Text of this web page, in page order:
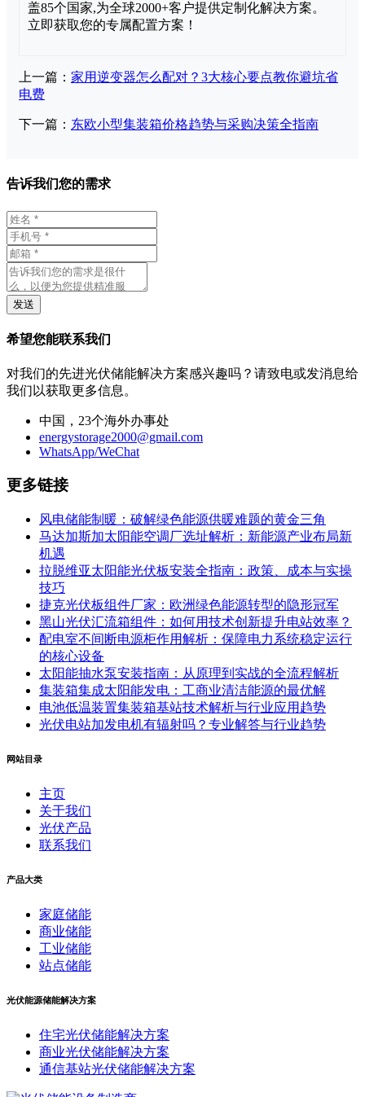
盖85个国家,为全球2000+客户提供定制化解决方案。
立即获取您的专属配置方案！
上一篇： 家用逆变器怎么配对？3大核心要点教你避坑省
电费
下一篇： 东欧小型集装箱价格趋势与采购决策全指南
告诉我们您的需求
发送
希望您能联系我们
对我们的先进光伏储能解决方案感兴趣吗？请致电或发消息给
我们以获取更多信息。
中国，23个海外办事处
energystorage2000@gmail.com
WhatsApp/WeChat
更多链接
风电储能制暖：破解绿色能源供暖难题的黄金三角
马达加斯加太阳能空调厂选址解析：新能源产业布局新
机遇
拉脱维亚太阳能光伏板安装全指南：政策、成本与实操
技巧
捷克光伏板组件厂家：欧洲绿色能源转型的隐形冠军
黑山光伏汇流箱组件：如何用技术创新提升电站效率？
配电室不间断电源柜作用解析：保障电力系统稳定运行
的核心设备
太阳能抽水泵安装指南：从原理到实战的全流程解析
集装箱集成太阳能发电：工商业清洁能源的最优解
电池低温装置集装箱基站技术解析与行业应用趋势
光伏电站加发电机有辐射吗？专业解答与行业趋势
网站目录
主页
关于我们
光伏产品
联系我们
产品大类
家庭储能
商业储能
工业储能
站点储能
光伏能源储能解决方案
住宅光伏储能解决方案
商业光伏储能解决方案
通信基站光伏储能解决方案